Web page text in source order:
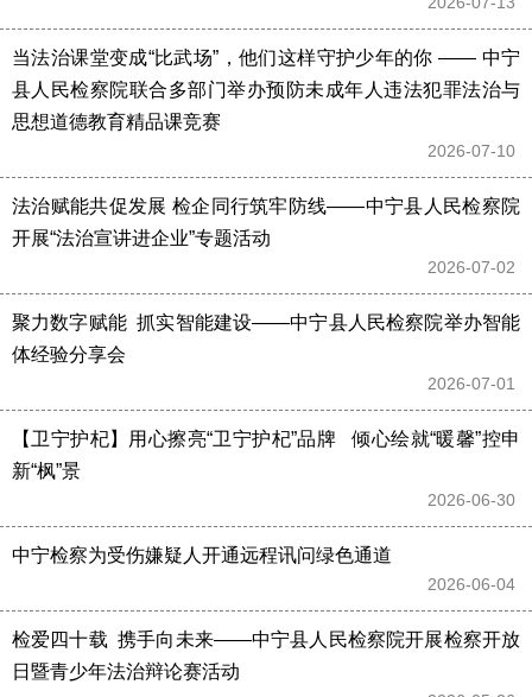
当法治课堂变成“比武场”，他们这样守护少年的你 —— 中宁
县人民检察院联合多部门举办预防未成年人违法犯罪法治与
思想道德教育精品课竞赛
2026-07-10
法治赋能共促发展 检企同行筑牢防线——中宁县人民检察院
开展“法治宣讲进企业”专题活动
2026-07-02
聚力数字赋能  抓实智能建设——中宁县人民检察院举办智能
体经验分享会
2026-07-01
【卫宁护杞】用心擦亮“卫宁护杞”品牌   倾心绘就“暖馨”控申
新“枫”景
2026-06-30
中宁检察为受伤嫌疑人开通远程讯问绿色通道
2026-06-04
检爱四十载  携手向未来——中宁县人民检察院开展检察开放
日暨青少年法治辩论赛活动